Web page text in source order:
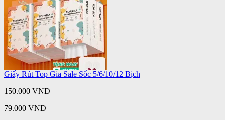
Giấy Rút Top Gia Sale Sốc 5/6/10/12 Bịch
150.000 VNĐ
79.000 VNĐ